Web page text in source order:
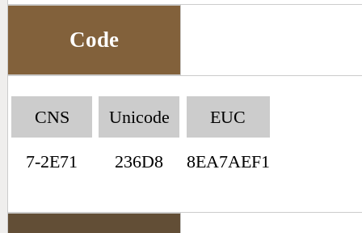
Code
CNS
7-2E71
Unicode
236D8
EUC
8EA7AEF1